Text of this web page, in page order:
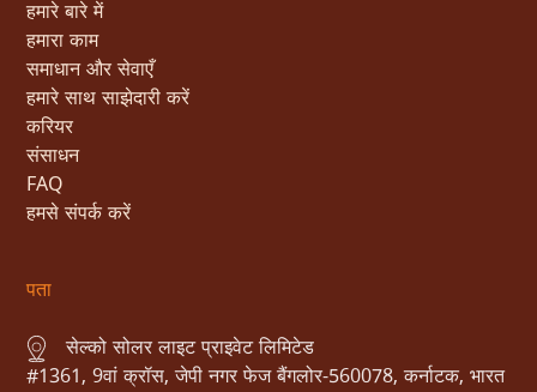
हमारे बारे में
हमारा काम
समाधान और सेवाएँ
हमारे साथ साझेदारी करें
करियर
संसाधन
FAQ
हमसे संपर्क करें
पता
सेल्को सोलर लाइट प्राइवेट लिमिटेड
#1361, 9वां क्रॉस, जेपी नगर फेज बैंगलोर-560078, कर्नाटक, भारत